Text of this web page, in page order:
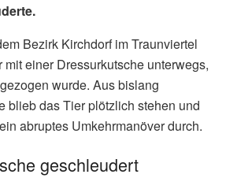
Bezirk Kirchdorf im Traunviertel
einer Dressurkutsche unterwegs,
wurde. Aus bislang
blieb das Tier plötzlich stehen und
abruptes Umkehrmanöver durch.
geschleudert